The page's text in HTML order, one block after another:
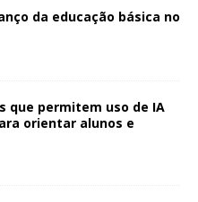
da educação básica no
que permitem uso de IA
orientar alunos e